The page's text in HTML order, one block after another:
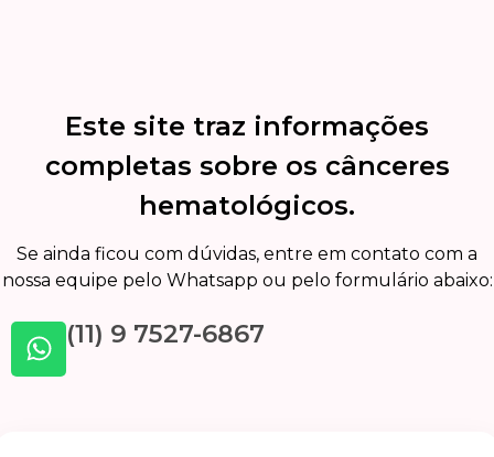
Este site traz informações
completas sobre os cânceres
hematológicos.
Se ainda ficou com dúvidas, entre em contato com a
nossa equipe pelo Whatsapp ou pelo formulário abaixo:
(11) 9 7527-6867